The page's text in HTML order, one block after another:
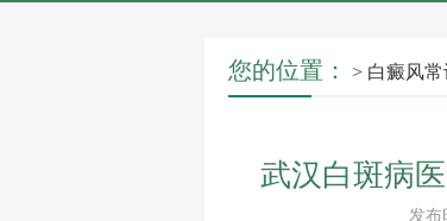
您的位置： > 白癜风常
武汉白斑病
发布